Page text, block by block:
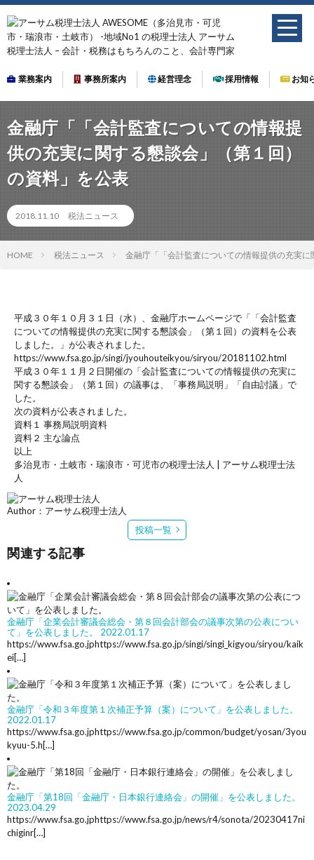
業務案内 事務所案内 経営理念 採用情報 お知
金融庁「「会計監査についての情報提
供の充実に関する懇談会」（第１回）
の資料」を公表
2018.11.10 税法ニュース
HOME 税法ニュース 金融庁「「会計監査についての情報提供の充実
平成３０年１０月３１日（水）、金融庁ホームページで「「会計監査
についての情報提供の充実に関する懇談会」（第１回）の資料を公表
しました。」が公表されました。
https://www.fsa.go.jp/singi/jyouhouteikyou/siryou/20181102.html
平成３０年１１月２日開催の「会計監査についての情報提供の充実に
関する懇談会」（第１回）の議事は、「事務局説明」「自由討議」で
した。
次の資料が公表されました。
資料１ 事務局説明資料
資料２ 主な論点
以上
多治見市・土岐市・瑞浪市・可児市の税理士法人 | アーサム税理士法
人
Author：アーサム税理士法人
投稿一覧
関連する記事
金融庁「企業会計審議会総会・第８回会計部会の議事次第の公表につい
て」を公表しました。
2022.01.17
https://www.fsa.go.jphttps://www.fsa.go.jp/singi/singi_kigyou/siryou/kaik
ei[…]
金融庁「令和３年度第１次補正予算（案）について」を公表しました。
2022.01.17
https://www.fsa.go.jphttps://www.fsa.go.jp/common/budget/yosan/3you
kyuu-5.h[…]
金融庁「第18回「金融庁・日本銀行連絡会」の開催」を公表しました。
2023.04.29
https://www.fsa.go.jphttps://www.fsa.go.jp/news/r4/sonota/20230417ni
chiginr[…]